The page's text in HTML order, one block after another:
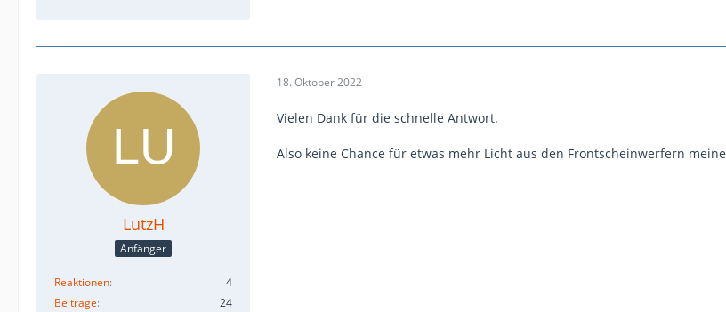
LutzH
Anfänger
Reaktionen
4
Beiträge
24
18. Oktober 2022
Vielen Dank für die schnelle Antwort.
Also keine Chance für etwas mehr Licht aus den Frontscheinwerfern